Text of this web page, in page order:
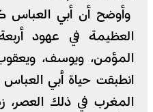
وأوضح أن أبي العباس
العظيمة في عهود
المؤمن، ويوسف،
انطبقت حياة أبي
المغرب في ذلك